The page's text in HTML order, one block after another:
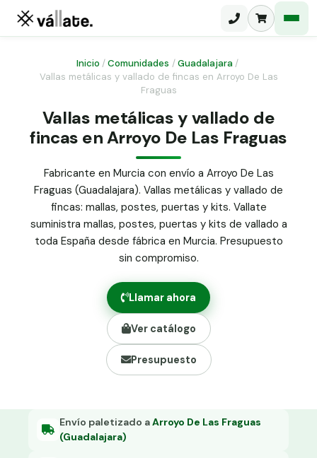
Malla electrosoldada
Malla ganadera
Malla simple torsión
Malla triple torsión
Panel malla H.
Puerta abatible dos hojas
Puerta acceso peatonal
Poste malla Hércules
Poste malla simple torsión
Alambre de espino galvanizado
Alambre liso galvanizado
Malla ocultación 70 g/m² verde
Abrazadera PVC malla H.
Grapa malla H.
Grapadora
Inicio /Comunidades / Guadalajara /
Vallas metálicas y vallado de fincas en Arroyo De Las
Fraguas
Vallas metálicas y vallado de
fincas en Arroyo De Las Fraguas
Fabricante en Murcia con envío a Arroyo De Las
Fraguas (Guadalajara). Vallas metálicas y vallado de
fincas: mallas, postes, puertas y kits. Vallate
suministra mallas, postes, puertas y kits de vallado a
toda España desde fábrica en Murcia. Presupuesto
sin compromiso.
Llamar ahora
Ver catálogo
Presupuesto
Envío paletizado aArroyo De Las Fraguas
(Guadalajara)